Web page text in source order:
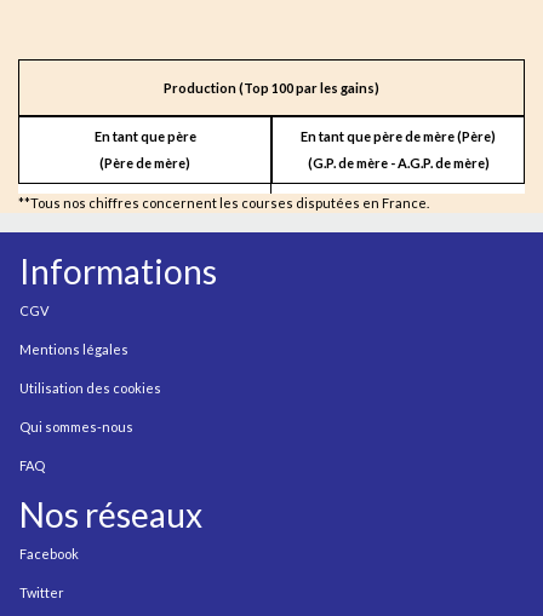
Production (Top 100 par les gains)
En tant que père
(Père de mère)
En tant que père de mère (Père)
(G.P. de mère - A.G.P. de mère)
**Tous nos chiffres concernent les courses disputées en France.
Informations
CGV
Mentions légales
Utilisation des cookies
Qui sommes-nous
FAQ
Nos réseaux
Facebook
Twitter